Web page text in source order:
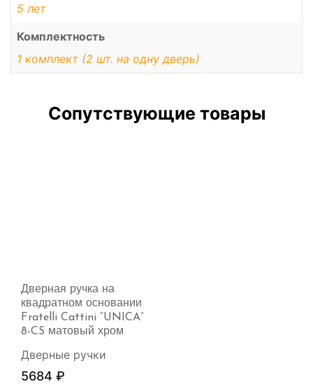
5 лет
Комплектность
1 комплект (2 шт. на одну дверь)
Сопутствующие товары
Дверная ручка на
квадратном основании
Fratelli Cattini “UNICA”
8-CS матовый хром
Дверные ручки
5684 ₽